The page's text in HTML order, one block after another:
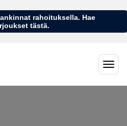
rahoituksella. Hae
tästä.